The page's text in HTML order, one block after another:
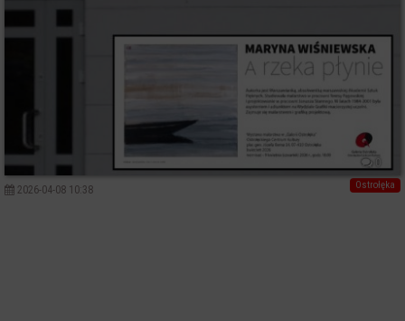
0
Ostrołęka
2026-04-08 10:38